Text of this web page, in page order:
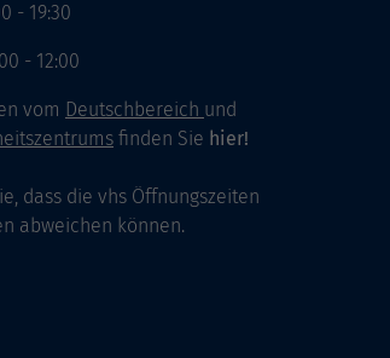
12:00
vom Deutschbereich und
finden Sie hier!
dass die vhs Öffnungszeiten
abweichen können.